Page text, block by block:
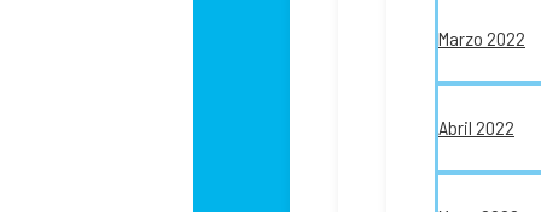
Marzo 2022
Abril 2022